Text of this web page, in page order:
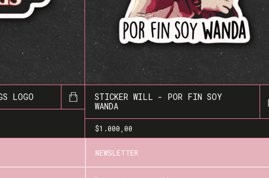
LOGO
STICKER WILL - POR FIN SOY
WANDA
$1.000,00
NEWSLETTER